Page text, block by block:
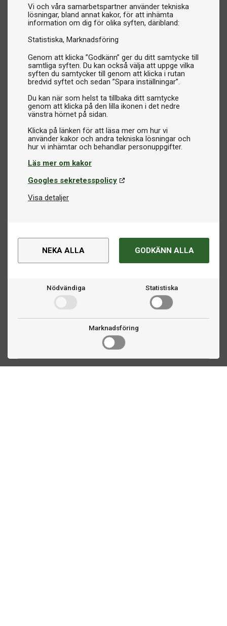
Vi och våra samarbetspartner använder tekniska
lösningar, bland annat kakor, för att inhämta
information om dig för olika syften, däribland:
Statistiska Marknadsföring
Genom att klicka ”Godkänn” ger du ditt samtycke till
samtliga syften. Du kan också välja att uppge vilka
syften du samtycker till genom att klicka i rutan
bredvid syftet och sedan ”Spara inställningar”.
Du kan när som helst ta tillbaka ditt samtycke
genom att klicka på den lilla ikonen i det nedre
vänstra hörnet på sidan.
Klicka på länken för att läsa mer om hur vi
använder kakor och andra tekniska lösningar och
Läs mer om kakor
Googles sekretesspolicy
Visa detaljer
NEKA ALLA GODKÄNN ALLA
Nödvändiga Statistiska
Marknadsföring